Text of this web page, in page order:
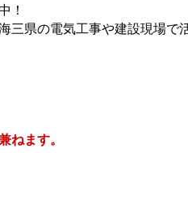
！
県の電気工事や建設現場で
ねます。